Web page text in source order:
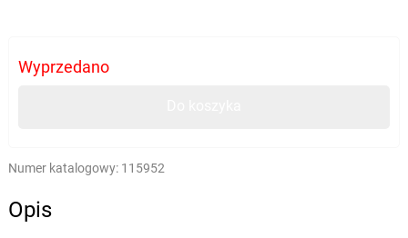
Wyprzedano
Numer katalogowy: 115952
Opis